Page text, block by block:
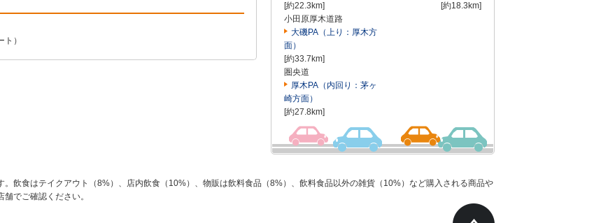
ト）
[約22.3km]
小田原厚木道路
大磯PA（上り：厚木方
面）
[約33.7km]
圏央道
厚木PA（内回り：茅ヶ
崎方面）
[約27.8km]
[約18.3km]
飲食はテイクアウト（8%）、店内飲食（10%）、物販は飲料食品（8%）、飲料食品以外の雑貨（10%）など購入される商品や
でご確認ください。